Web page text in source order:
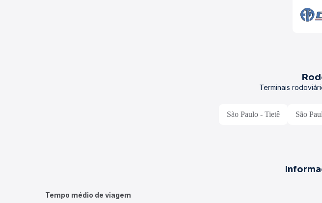
Terminais
São Paulo - Tietê São
Tempo médio de viagem